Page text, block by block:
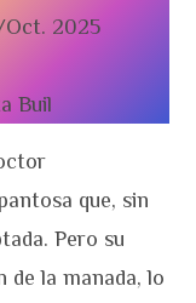
Oct. 2025
Buil
que, sin
Pero su
de la manada, lo